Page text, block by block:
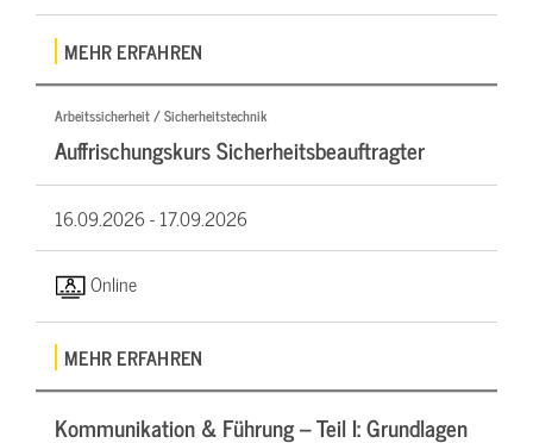
MEHR ERFAHREN
Arbeitssicherheit / Sicherheitstechnik
Auffrischungskurs Sicherheitsbeauftragter
16.09.2026 -17.09.2026
Online
MEHR ERFAHREN
Kommunikation & Führung – Teil I: Grundlagen